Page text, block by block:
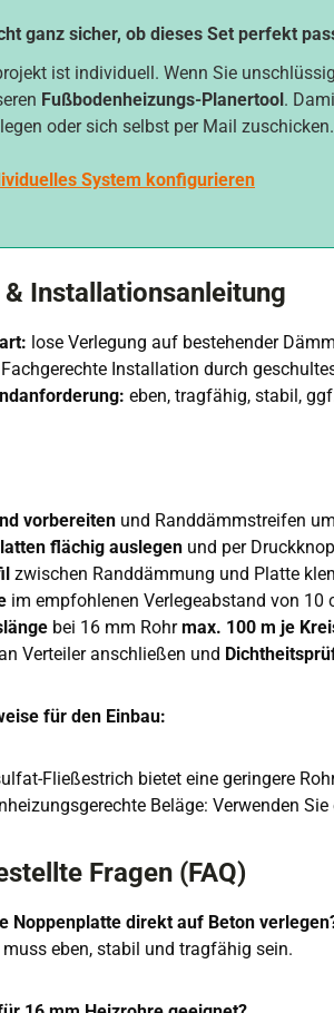
ganz sicher, ob dieses Set perfekt
ist individuell. Wenn Sie
Fußbodenheizungs-Planertool.
oder sich selbst per Mail zuschicken.
System konfigurieren
Installationsanleitung
lose Verlegung auf bestehender
Fachgerechte Installation durch
eben, tragfähig, stabil,
vorbereiten und Randdämmstreifen
flächig auslegen und per
zwischen Randdämmung und Platte
im empfohlenen Verlegeabstand von 10
bei 16 mm Rohrmax. 100 m je
Verteiler anschließen und
für den Einbau:
Fließestrich bietet eine geringere
Beläge: Verwenden
Fragen (FAQ)
Noppenplatte direkt auf Beton
muss eben, stabil und tragfähig sein.